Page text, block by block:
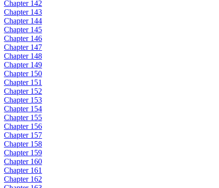
Chapter 142
Chapter 143
Chapter 144
Chapter 145
Chapter 146
Chapter 147
Chapter 148
Chapter 149
Chapter 150
Chapter 151
Chapter 152
Chapter 153
Chapter 154
Chapter 155
Chapter 156
Chapter 157
Chapter 158
Chapter 159
Chapter 160
Chapter 161
Chapter 162